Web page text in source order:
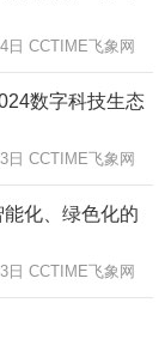
日 CCTIME飞象网
数字科技生态
日 CCTIME飞象网
化、绿色化的
日 CCTIME飞象网